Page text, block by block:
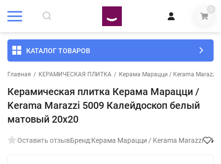
0
КАТАЛОГ ТОВАРОВ
Главная / КЕРАМИЧЕСКАЯ ПЛИТКА / Керама Марацци / Kerama Marazzi
Керамическая плитка Керама Марацци /
Kerama Marazzi 5009 Калейдоскоп белый
матовый 20x20
Оставить отзывБренд:Керама Марацци / Kerama Marazzi